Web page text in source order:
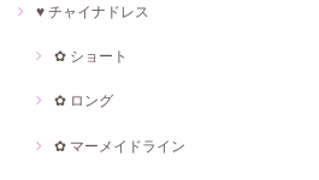
♥ チャイナドレス
✿ ショート
✿ ロング
✿ マーメイドライン